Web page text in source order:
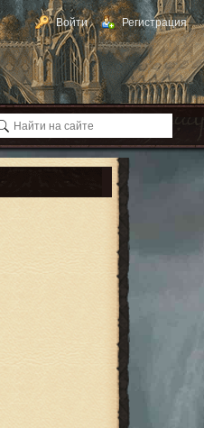
Войти Регистрация